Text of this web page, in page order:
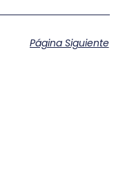
Página Siguiente